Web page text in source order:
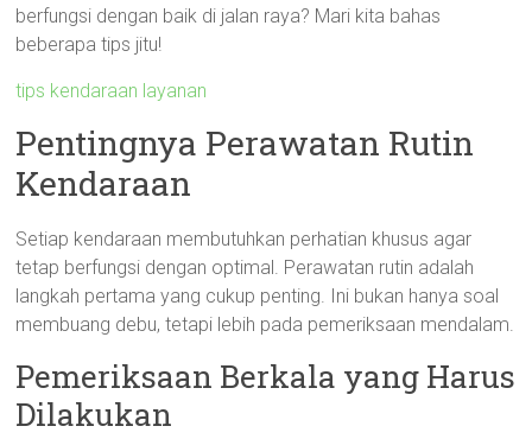
berfungsi dengan baik di jalan raya? Mari kita bahas
beberapa tips jitu!
tips kendaraan layanan
Pentingnya Perawatan Rutin
Kendaraan
Setiap kendaraan membutuhkan perhatian khusus agar
tetap berfungsi dengan optimal. Perawatan rutin adalah
langkah pertama yang cukup penting. Ini bukan hanya soal
membuang debu, tetapi lebih pada pemeriksaan mendalam.
Pemeriksaan Berkala yang Harus
Dilakukan